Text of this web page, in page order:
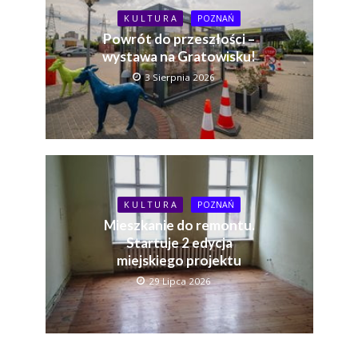
K U L T U R A POZNAŃ
Powrót do przeszłości –
wystawa na Gratowisku!
3 Sierpnia 2026
K U L T U R A POZNAŃ
Mieszkanie do remontu.
Startuje 2 edycja
miejskiego projektu
29 Lipca 2026